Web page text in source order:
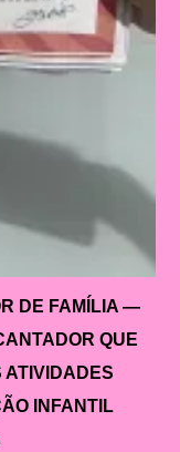
DE FAMÍLIA —
QUE
ATIVIDADES
INFANTIL